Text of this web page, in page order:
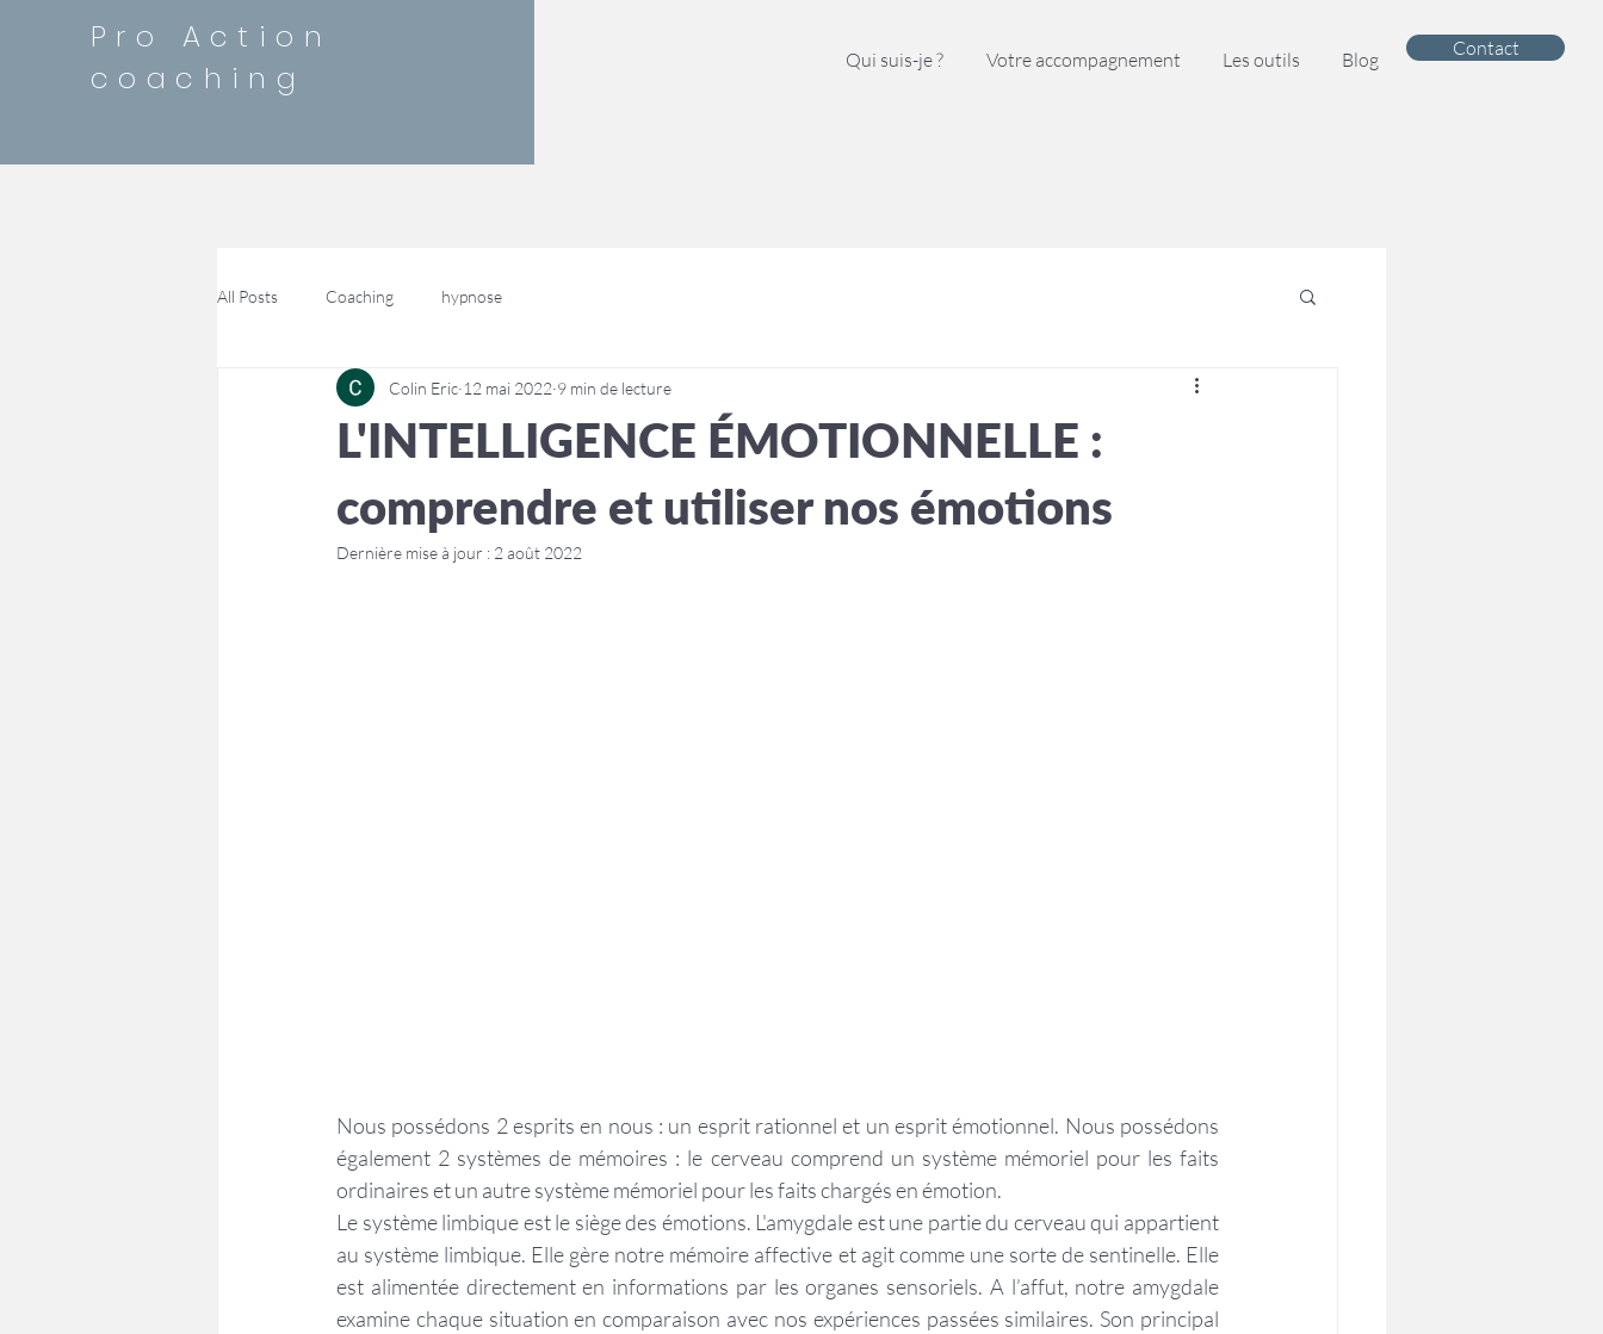
Pro Action
coaching
Qui suis-je ? Votre accompagnement Les outils Blog Contact
All Posts Coaching hypnose
L'INTELLIGENCE ÉMOTIONNELLE :
comprendre et utiliser nos émotions
Colin Eric 12 mai 2022 9 min de lecture
Dernière mise à jour : 2 août 2022
Nous possédons 2 esprits en nous : un esprit rationnel et un esprit émotionnel. Nous possédons
également 2 systèmes de mémoires : le cerveau comprend un système mémoriel pour les faits
ordinaires et un autre système mémoriel pour les faits chargés en émotion.
Le système limbique est le siège des émotions. L'amygdale est une partie du cerveau qui appartient
au système limbique. Elle gère notre mémoire affective et agit comme une sorte de sentinelle. Elle
est alimentée directement en informations par les organes sensoriels. A l’affut, notre amygdale
examine chaque situation en comparaison avec nos expériences passées similaires. Son principal